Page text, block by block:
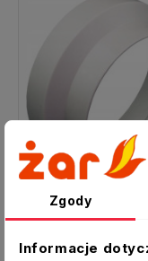
8,00 zł
Zgody
Informacje